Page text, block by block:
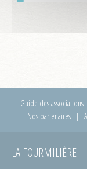
Guide des associations
Nos partenaires
LA FOURMILIÈRE